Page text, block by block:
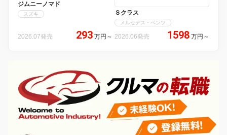
ジムニーノマド
スズキ
2026.07発売 293 万円 ～
Ｓクラス
メルセデス・ベンツ
2026.06発売 1598 万円 ～